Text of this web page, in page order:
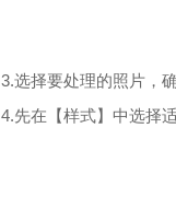
3.选择要处理的照片，
4.先在【样式】中选择